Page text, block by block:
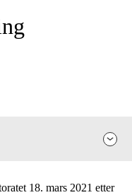
18. mars 2021 etter